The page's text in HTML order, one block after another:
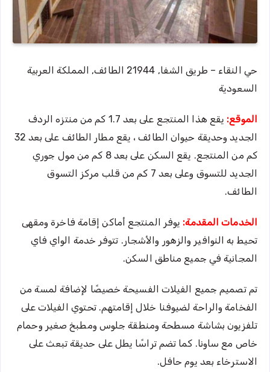
حي النقاء – طريق الشفا, 21944 الطائف, المملكة العربية
السعودية
الموقع:
يقع هذا المنتجع على بعد 1.7 كم من منتزه الردف
الجديد وحديقة حيوان الطائف ، يقع مطار الطائف على بعد 32
كم من المنتجع. يقع السكن على بعد 8 كم من مول جوري
الجديد للتسوق وعلى بعد 7 كم من قلب مركز التسوق
الطائف.
الخدمات المقدمة: يوفر المنتجع أماكن إقامة فاخرة ومقهى
تحيط به النوافير والزهور والأشجار. تتوفر خدمة الواي فاي
المجانية في جميع مناطق السكن.
تم تصميم جميع الفيلات الفسيحة خصيصًا لإضافة لمسة من
الفخامة والراحة لضيوفنا خلال إقامتهم. تحتوي الفيلات على
تلفزيون بشاشة مسطحة ومنطقة جلوس ومطبخ صغير وحمام
خاص مع ساونا. كما تضم ​​تراسًا يطل على حديقة تبعث على
الاسترخاء بعد يوم حافل.